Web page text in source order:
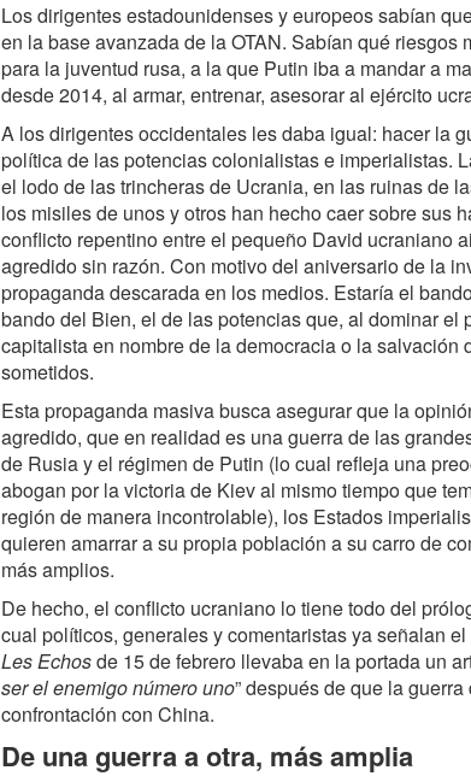
Los dirigentes estadounidenses y europeos sabían
en la base avanzada de la OTAN. Sabían qué
para la juventud rusa, a la que Putin iba a mandar a
desde 2014, al armar, entrenar, asesorar al ejército
A los dirigentes occidentales les daba igual: hacer la
política de las potencias colonialistas e imperialistas.
el lodo de las trincheras de Ucrania, en las ruinas de
los misiles de unos y otros han hecho caer sobre sus
conflicto repentino entre el pequeño David ucraniano
agredido sin razón. Con motivo del aniversario de la
propaganda descarada en los medios. Estaría el
bando del Bien, el de las potencias que, al dominar
capitalista en nombre de la democracia o la
sometidos.
Esta propaganda masiva busca asegurar que la
agredido, que en realidad es una guerra de las
de Rusia y el régimen de Putin (lo cual refleja una
abogan por la victoria de Kiev al mismo tiempo que
región de manera incontrolable), los Estados
quieren amarrar a su propia población a su carro de
más amplios.
De hecho, el conflicto ucraniano lo tiene todo del
cual políticos, generales y comentaristas ya señalan
Les Echosde 15 de febrero llevaba en la portada un
ser el enemigo número uno” después de que la
confrontación con China.
De una guerra a otra, más amplia